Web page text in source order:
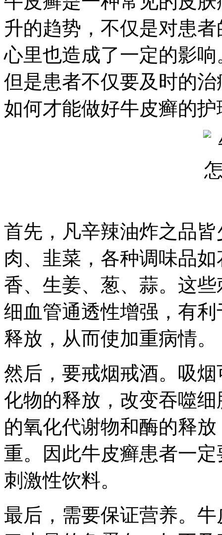
升的趋势，不仅是对患
心里也造成了一定的影
但是患者不仅要及时的
如何才能做好牛皮癣的
首先，凡辛辣油炸之品
肉、韭菜，各种调味品
香、生姜、葱、蒜。这
细血管通透性增强，有
释放，从而使加重病情。
然后，要戒烟戒酒。吸
化物的释放，改变吞噬
的氧化代谢物和酶的释
重。因此牛皮癣患者一
刺激性饮料。
最后，需要保证营养。